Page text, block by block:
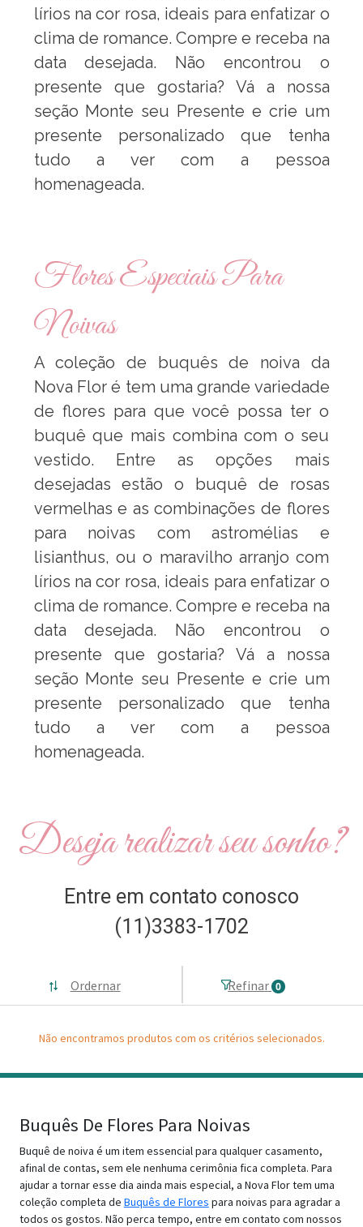
lírios na cor rosa, ideais para enfatizar o
clima de romance. Compre e receba na
data desejada. Não encontrou o
presente que gostaria? Vá a nossa
seção Monte seu Presente e crie um
presente personalizado que tenha
tudo a ver com a pessoa
homenageada.
Flores Especiais Para
Noivas
A coleção de buquês de noiva da
Nova Flor é tem uma grande variedade
de flores para que você possa ter o
buquê que mais combina com o seu
vestido. Entre as opções mais
desejadas estão o buquê de rosas
vermelhas e as combinações de flores
para noivas com astromélias e
lisianthus, ou o maravilho arranjo com
lírios na cor rosa, ideais para enfatizar o
clima de romance. Compre e receba na
data desejada. Não encontrou o
presente que gostaria? Vá a nossa
seção Monte seu Presente e crie um
presente personalizado que tenha
tudo a ver com a pessoa
homenageada.
Deseja realizar seu sonho?
Entre em contato conosco
(11)3383-1702
Refinar 0
Ordernar
Não encontramos produtos com os critérios selecionados.
Buquês De Flores Para Noivas
Buquê de noiva é um item essencial para qualquer casamento,
afinal de contas, sem ele nenhuma cerimônia fica completa. Para
ajudar a tornar esse dia ainda mais especial, a Nova Flor tem uma
coleção completa de Buquês de Flores para noivas para agradar a
todos os gostos. Não perca tempo, entre em contato com nossos